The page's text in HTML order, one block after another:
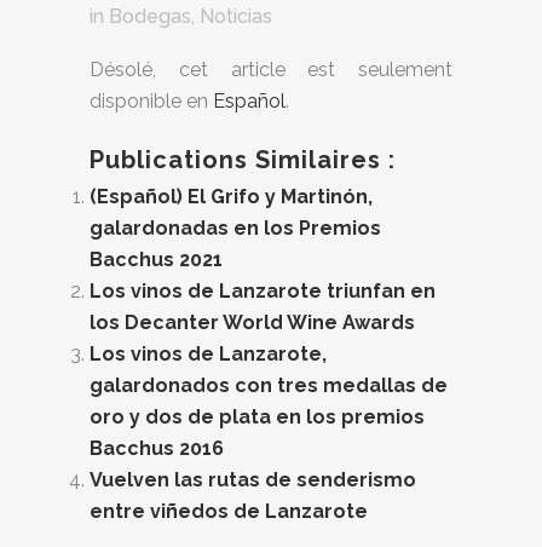
in Bodegas, Noticias
Désolé, cet article est seulement
disponible en Español.
Publications Similaires :
(Español) El Grifo y Martinón,
galardonadas en los Premios
Bacchus 2021
Los vinos de Lanzarote triunfan en
los Decanter World Wine Awards
Los vinos de Lanzarote,
galardonados con tres medallas de
oro y dos de plata en los premios
Bacchus 2016
Vuelven las rutas de senderismo
entre viñedos de Lanzarote